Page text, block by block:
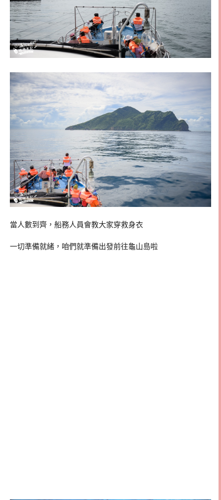
當人數到齊，船務人員會教大家穿救身衣
一切準備就緒，咱們就準備出發前往龜山島啦